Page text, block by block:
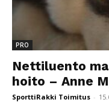
PRO
Nettiluento ma
hoito – Anne
SporttiRakki Toimitus -